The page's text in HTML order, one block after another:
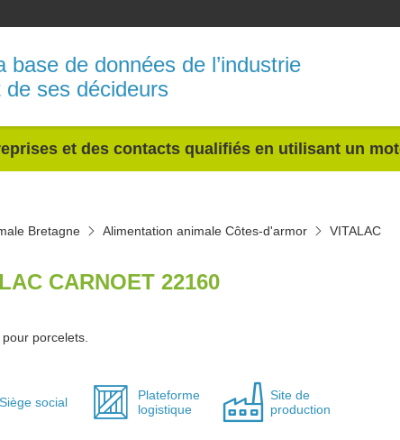
base de données de l’industrie
de ses décideurs
et des contacts qualifiés en utilisant un
Bretagne Alimentation animale Côtes-d'armor VITALAC
CARNOET 22160
porcelets.
Siège social
Plateforme
logistique
Site de
production